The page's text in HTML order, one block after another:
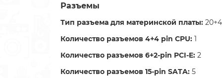
Разъемы
Тип разъема для материнской платы:
Количество разъемов 4+4 pin CPU: 1
Количество разъемов 6+2-pin PCI-E: 2
Количество разъемов 15-pin SATA: 5